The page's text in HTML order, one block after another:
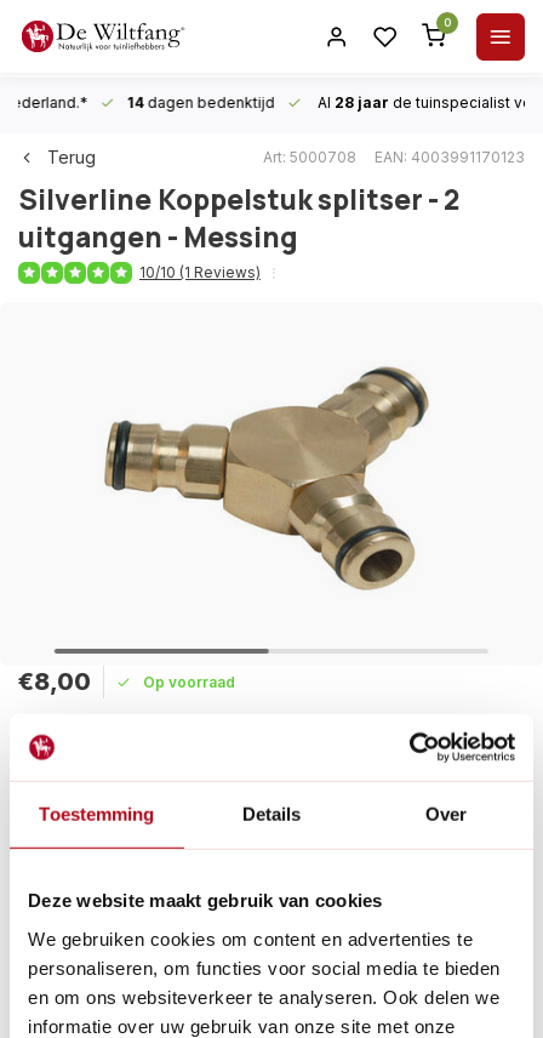
Toestemming Details Over
Deze website maakt gebruik van cookies
We gebruiken cookies om content en advertenties te
personaliseren, om functies voor social media te bieden
en om ons websiteverkeer te analyseren. Ook delen we
informatie over uw gebruik van onze site met onze
0
14dagen bedenktijd Al 28 jaar de tuinspecialist
Terug Art: 5000708 EAN: 4003991170123
Silverline Koppelstuk splitser - 2
uitgangen - Messing
10/10 (1 Reviews)
€8,00 Op voorraad
Maak een keuze:
Lees meer
Betaal achteraf met Riverty.
Gratis verzendenvanaf € 60 in België en Nederland.*
14dagen bedenktijd